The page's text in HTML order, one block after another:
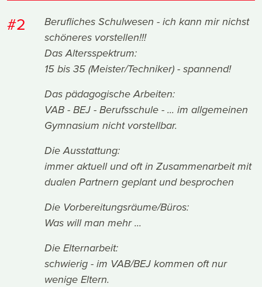
#2
Berufliches Schulwesen - ich kann mir nichst
schöneres vorstellen!!!
Das Altersspektrum:
15 bis 35 (Meister/Techniker) - spannend!
Das pädagogische Arbeiten:
VAB - BEJ - Berufsschule - ... im allgemeinen
Gymnasium nicht vorstellbar.
Die Ausstattung:
immer aktuell und oft in Zusammenarbeit mit
dualen Partnern geplant und besprochen
Die Vorbereitungsräume/Büros:
Was will man mehr ...
Die Elternarbeit:
schwierig - im VAB/BEJ kommen oft nur
wenige Eltern.